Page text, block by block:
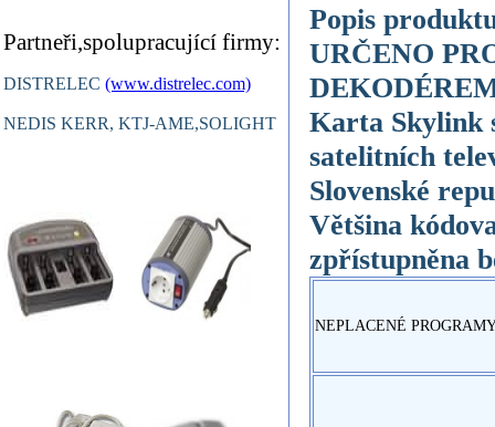
Partneři,spolupracující firmy:
DISTRELEC (www.distrelec.com)
NEDIS KERR, KTJ-AME,SOLIGHT
Popis
URČENO
Karta Skylink
satelitních
Slovenské
Většina
zpřístupněna
NEPLACENÉ